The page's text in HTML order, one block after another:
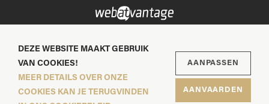
DEZE WEBSITE MAAKT GEBRUIK
VAN COOKIES!
MEER DETAILS OVER ONZE
COOKIES KAN JE TERUGVINDEN
AANPASSEN
AANVAARDEN